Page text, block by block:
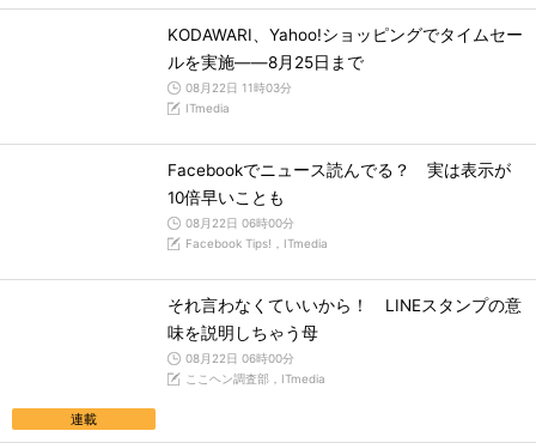
KODAWARI、Yahoo!ショッピングでタイムセー
ルを実施――8月25日まで
08月22日 11時03分
ITmedia
Facebookでニュース読んでる？ 実は表示が
10倍早いことも
08月22日 06時00分
Facebook Tips!，ITmedia
連載
それ言わなくていいから！ LINEスタンプの意
味を説明しちゃう母
08月22日 06時00分
ここヘン調査部，ITmedia